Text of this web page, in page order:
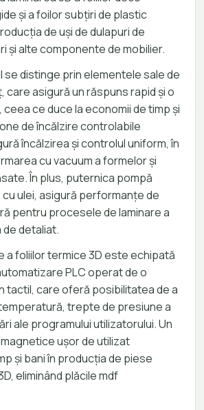
și a foilor subțiri de plastic
de uși de dulapuri de
și alte componente de mobilier.
distinge prin elementele sale de
care asigură un răspuns rapid și o
ce duce la economii de timp și
de încălzire controlabile
încălzirea și controlul uniform, în
cu vacuum a formelor și
În plus, puternica pompă
ulei, asigură performanțe de
pentru procesele de laminare a
de detaliat.
a foliilor termice 3D este echipată
PLC operat de o
tactil, care oferă posibilitatea de a
trepte de presiune a
ale programului utilizatorului. Un
ușor de utilizat
și bani în producția de piese
eliminând plăcile mdf